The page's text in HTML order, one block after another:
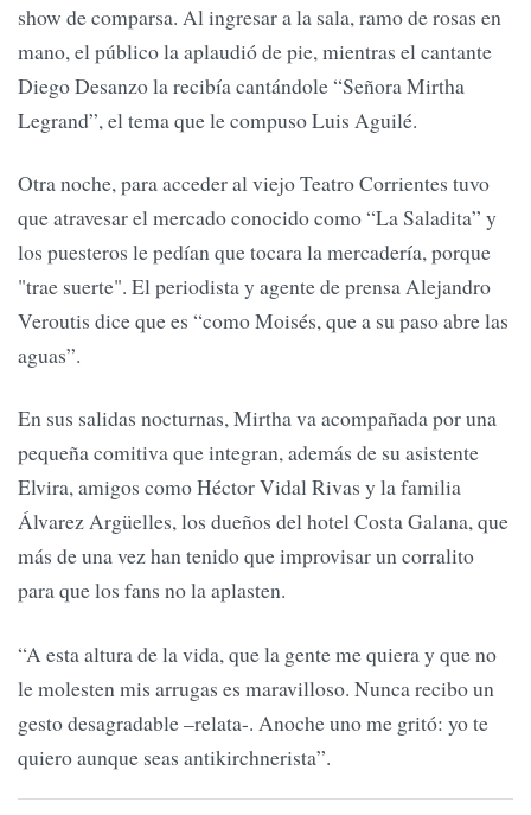
show de comparsa. Al ingresar a la sala, ramo de rosas en
mano, el público la aplaudió de pie, mientras el cantante
Diego Desanzo la recibía cantándole “Señora Mirtha
Legrand”, el tema que le compuso Luis Aguilé.
Otra noche, para acceder al viejo Teatro Corrientes tuvo
que atravesar el mercado conocido como “La Saladita” y
los puesteros le pedían que tocara la mercadería, porque
"trae suerte". El periodista y agente de prensa Alejandro
Veroutis dice que es “como Moisés, que a su paso abre las
aguas”.
En sus salidas nocturnas, Mirtha va acompañada por una
pequeña comitiva que integran, además de su asistente
Elvira, amigos como Héctor Vidal Rivas y la familia
Álvarez Argüelles, los dueños del hotel Costa Galana, que
más de una vez han tenido que improvisar un corralito
para que los fans no la aplasten.
“A esta altura de la vida, que la gente me quiera y que no
le molesten mis arrugas es maravilloso. Nunca recibo un
gesto desagradable –relata-. Anoche uno me gritó: yo te
quiero aunque seas antikirchnerista”.